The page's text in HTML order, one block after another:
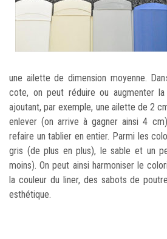
une ailette de dimension moyenne.
cote, on peut réduire ou augmenter
ajoutant, par exemple, une ailette de 2
enlever (on arrive à gagner ainsi 4
refaire un tablier en entier. Parmi les
gris (de plus en plus), le sable et un
moins). On peut ainsi harmoniser le
la couleur du liner, des sabots de
esthétique.